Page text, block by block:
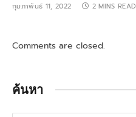
กุมภาพันธ์ 11, 2022 2 MINS READ
Comments are closed.
ค้นหา